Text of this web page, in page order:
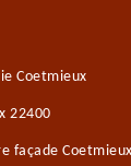
Coetmieux
22400
façade